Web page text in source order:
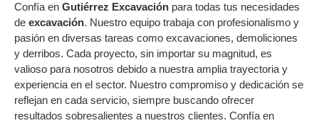
Confía en Gutiérrez Excavación para todas tus necesidades
de excavación. Nuestro equipo trabaja con profesionalismo y
pasión en diversas tareas como excavaciones, demoliciones
y derribos. Cada proyecto, sin importar su magnitud, es
valioso para nosotros debido a nuestra amplia trayectoria y
experiencia en el sector. Nuestro compromiso y dedicación se
reflejan en cada servicio, siempre buscando ofrecer
resultados sobresalientes a nuestros clientes. Confía en